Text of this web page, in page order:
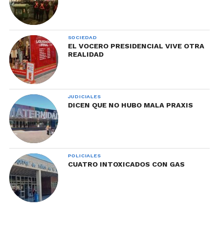
SOCIEDAD
EL VOCERO PRESIDENCIAL VIVE OTRA
REALIDAD
JUDICIALES
DICEN QUE NO HUBO MALA PRAXIS
POLICIALES
CUATRO INTOXICADOS CON GAS